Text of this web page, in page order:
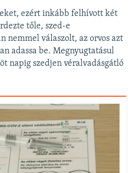
ezért inkább felhívott két
tőle, szed-e
nemmel válaszolt, az orvos azt
adassa be. Megnyugtatásul
napig szedjen véralvadásgátló